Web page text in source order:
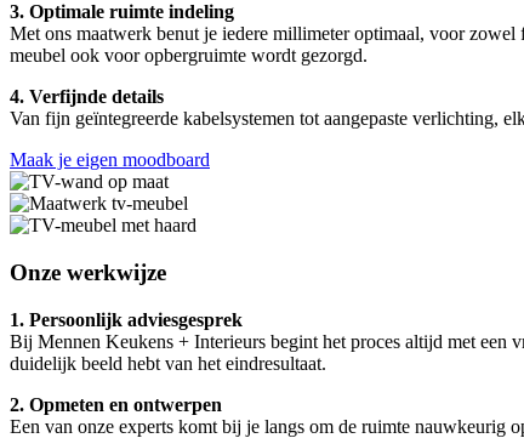
3. Optimale ruimte indeling
Met ons maatwerk benut je iedere millimeter optimaal, voor
meubel ook voor opbergruimte wordt gezorgd.
4. Verfijnde details
Van fijn geïntegreerde kabelsystemen tot aangepaste verlichting,
Maak je eigen moodboard
Onze werkwijze
1. Persoonlijk adviesgesprek
Bij Mennen Keukens + Interieurs begint het proces altijd met een
duidelijk beeld hebt van het eindresultaat.
2. Opmeten en ontwerpen
Een van onze experts komt bij je langs om de ruimte nauwkeurig